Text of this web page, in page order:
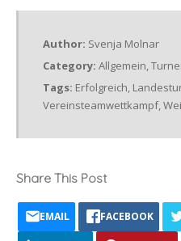
Author: Svenja Molnar
Category: Allgemein,
Tags: Erfolgreich,
Vereinsteamwettkampf,
Share This Post
EMAIL FACEBOOK